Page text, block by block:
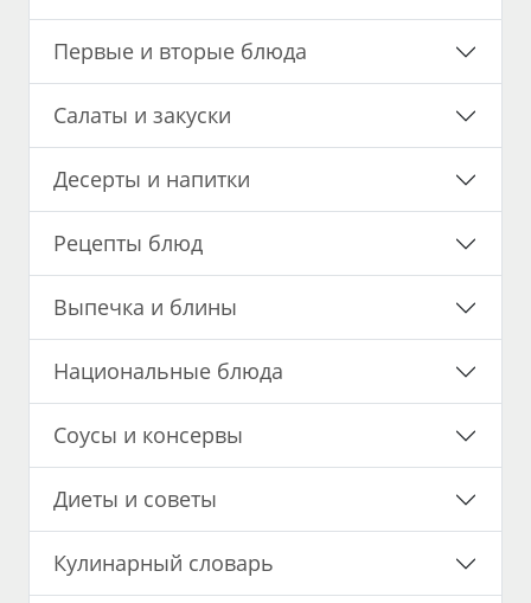
Первые и вторые блюда
Салаты и закуски
Десерты и напитки
Рецепты блюд
Выпечка и блины
Национальные блюда
Соусы и консервы
Диеты и советы
Кулинарный словарь